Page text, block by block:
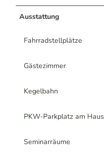
Ausstattung
Fahrradstellplätze
Gästezimmer
Kegelbahn
PKW-Parkplatz am Haus
Seminarräume